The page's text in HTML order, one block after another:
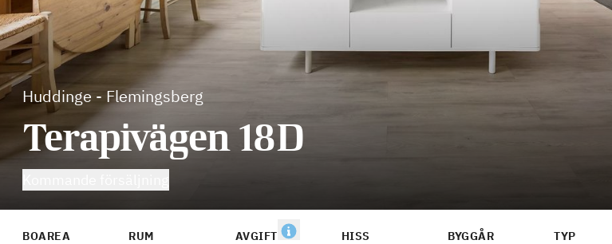
Huddinge - Flemingsberg
Terapivägen 18D
BOAREA
RUM
AVGIFT
HISS
BYGGÅR
TYP